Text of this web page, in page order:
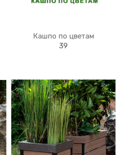
Кашпо по цветам
39